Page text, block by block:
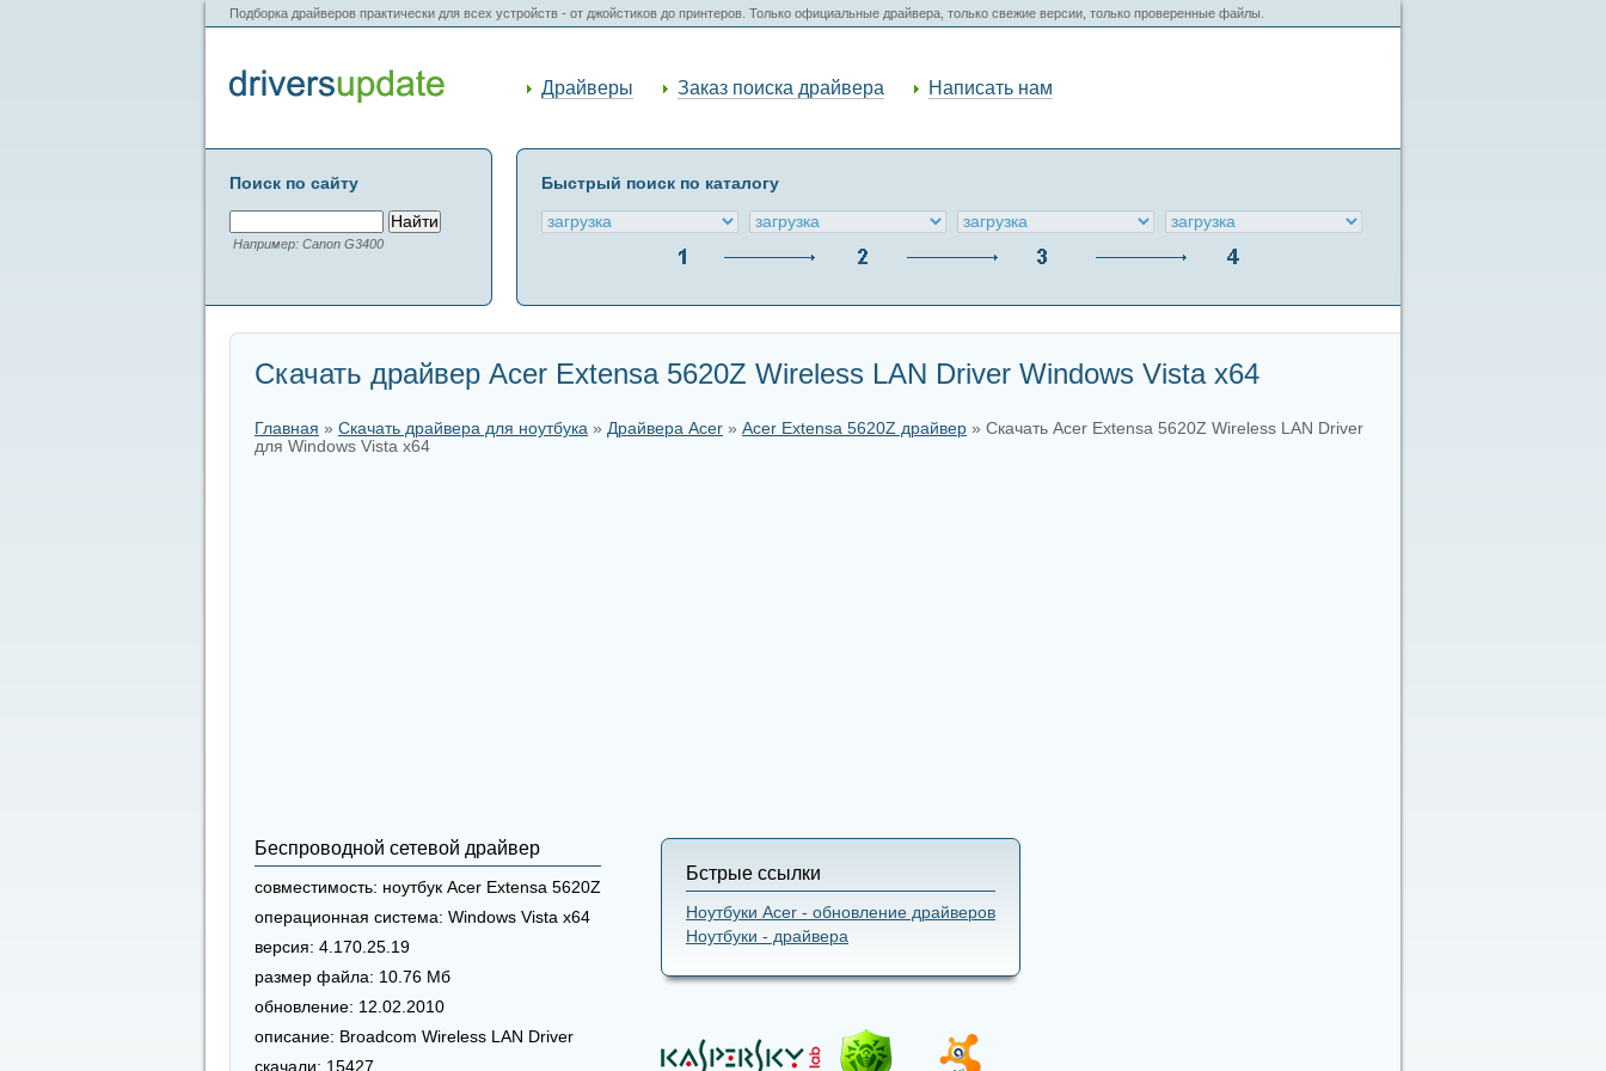
Подборка драйверов практически для всех устройств - от джойстиков до принтеров. Только официальные драйвера, только свежие версии, только проверенные файлы.
Драйверы Заказ поиска драйвера Написать нам
Поиск по сайту
Например: Canon G3400
Быстрый поиск по каталогу
Скачать драйвер Acer Extensa 5620Z Wireless LAN Driver Windows Vista x64
Главная » Скачать драйвера для ноутбука » Драйвера Acer » Acer Extensa 5620Z драйвер » Скачать Acer Extensa 5620Z Wireless LAN Driver
для Windows Vista x64
Беспроводной сетевой драйвер
совместимость: ноутбук Acer Extensa 5620Z
операционная система: Windows Vista x64
версия: 4.170.25.19
размер файла: 10.76 Мб
обновление: 12.02.2010
описание: Broadcom Wireless LAN Driver
скачали: 15427
Бстрые ссылки
Ноутбуки Acer - обновление драйверов
Ноутбуки - драйвера